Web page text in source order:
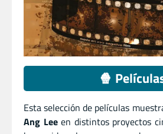
🍿
Esta selección de películas
Ang Leeen distintos proyectos